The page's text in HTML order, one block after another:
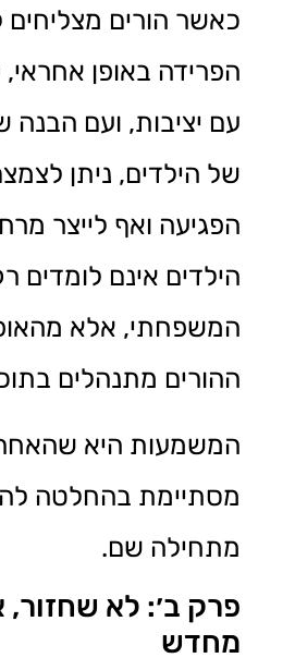
כאשר הורים
הפרידה באופן
עם יציבות, ועם הבנה
של הילדים, ניתן
הפגיעה ואף לייצר
הילדים אינם לומדים
המשפחתי, אלא
ההורים מתנהלים
המשמעות היא
מסתיימת בהחלטה
מתחילה שם.
פרק ב׳: לא שחזור,
מחדש